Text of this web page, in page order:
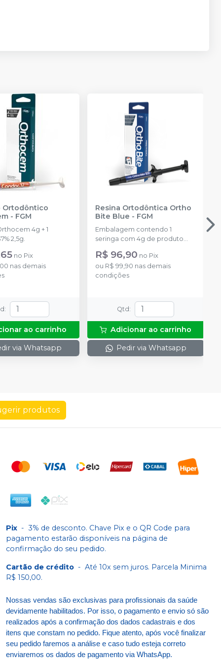
Ortodôntico
- FGM
4g + 1
2,5g.
no Pix
nas demais
:
ao carrinho
via Whatsapp
Resina Ortodôntica Ortho
Bite Blue - FGM
Embalagem contendo 1
seringa com 4g de produto
R$ 96,90 no Pix
ou R$ 99,90 nas demais
condições
Qtd :
Adicionar ao carrinho
Pedir via Whatsapp
produtos
Pix - 3% de desconto. Chave Pix e o QR Code para
pagamento estarão disponíveis na página de
confirmação do seu pedido.
Cartão de crédito - Até 10x sem juros. Parcela Minima
R$ 150,00.
Nossas vendas são exclusivas para profissionais da saúde
devidamente habilitados. Por isso, o pagamento e envio só são
realizados após a confirmação dos dados cadastrais e dos
itens que constam no pedido. Fique atento, após você finalizar
seu pedido faremos a análise e caso tudo esteja correto
enviaremos os dados de pagamento via WhatsApp.